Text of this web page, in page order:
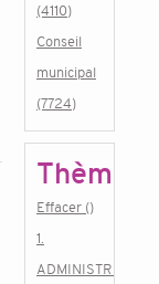
(4110)
Conseil
municipal
(7724)
Thème
Effacer ()
1.
ADMINISTRATION